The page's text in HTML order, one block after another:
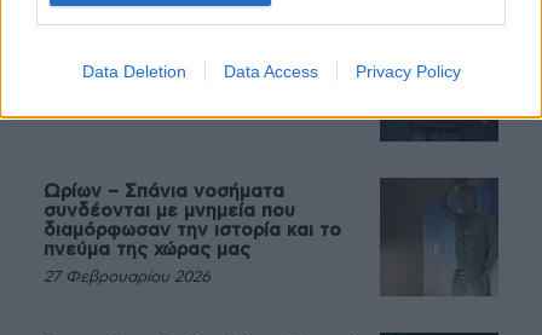
Data Deletion Data Access Privacy Policy
πάντα μετά την άσκηση
Ωρίων – Σπάνια νοσήματα
συνδέονται με μνημεία που
διαμόρφωσαν την ιστορία και το
πνεύμα της χώρας μας
27 Φεβρουαρίου 2026